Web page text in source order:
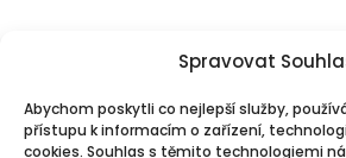
Spravovat
Abychom poskytli co nejlepší služby,
přístupu k informacím o zařízení,
cookies. Souhlas s těmito technologiemi
Additional Information
GDPR
Cookies